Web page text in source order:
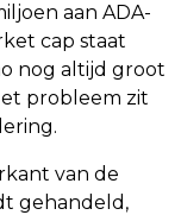
aan ADA-
cap staat
nog altijd groot
probleem zit
van de
gehandeld,